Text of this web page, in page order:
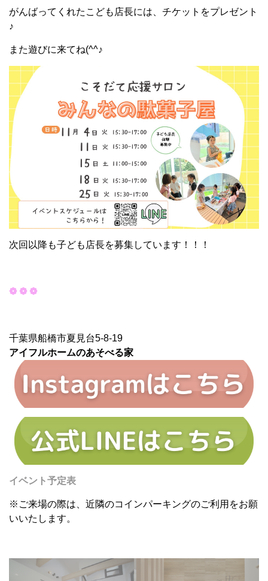
がんばってくれたこども店長には、チケットをプレゼント
♪
また遊びに来てね(^^♪
次回以降も子ども店長を募集しています！！！
❁ ❁ ❁
千葉県船橋市夏見台5-8-19
アイフルホームのあそべる家
イベント予定表
※ご来場の際は、近隣のコインパーキングのご利用をお願
いいたします。